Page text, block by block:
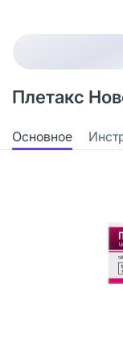
Плетакс
Основное